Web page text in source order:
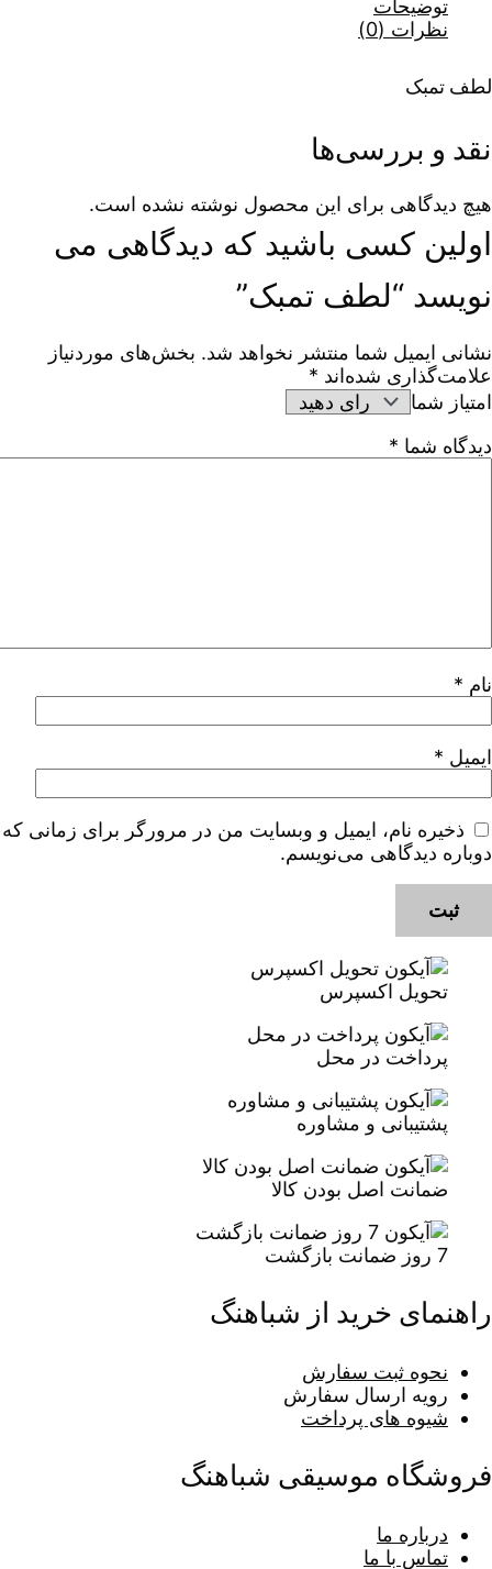
توضیحات
نظرات (0)
لطف تمبک
نقد و بررسی‌ها
هیچ دیدگاهی برای این محصول نوشته نشده است.
اولین کسی باشید که دیدگاهی می
نویسد “لطف تمبک”
نشانی ایمیل شما منتشر نخواهد شد. بخش‌های موردنیاز
علامت‌گذاری شده‌اند *
امتیاز شما
دیدگاه شما *
نام *
ایمیل *
ذخیره نام، ایمیل و وبسایت من در مرورگر برای زمانی که
دوباره دیدگاهی می‌نویسم.
تحویل اکسپرس
پرداخت در محل
پشتیبانی و مشاوره
ضمانت اصل بودن کالا
7 روز ضمانت بازگشت
راهنمای خرید از شباهنگ
نحوه ثبت سفارش
رویه ارسال سفارش
شیوه های پرداخت
فروشگاه موسیقی شباهنگ
درباره ما
تماس با ما